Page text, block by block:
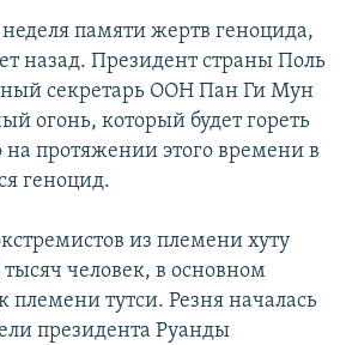
памяти жертв геноцида,
назад. Президент страны Поль
секретарь ООН Пан Ги Мун
огонь, который будет гореть
протяжении этого времени в
геноцид.
из племени хуту
человек, в основном
тутси. Резня началась
президента Руанды